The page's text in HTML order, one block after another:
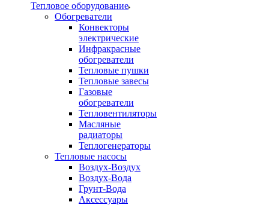
Тепловое оборудование
Обогреватели
Конвекторы
электрические
Инфракрасные
обогреватели
Тепловые пушки
Тепловые завесы
Газовые
обогреватели
Тепловентиляторы
Масляные
радиаторы
Теплогенераторы
Тепловые насосы
Воздух-Воздух
Воздух-Вода
Грунт-Вода
Аксессуары